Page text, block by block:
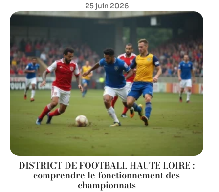
25 juin 2026
DISTRICT DE FOOTBALL HAUTE LOIRE :
comprendre le fonctionnement des
championnats